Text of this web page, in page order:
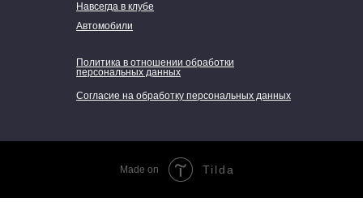
Навсегда в клубе
Политика в отношении обработки
персональных данных
Согласие на обработку персональных данных
Автомобили
Made on Tilda